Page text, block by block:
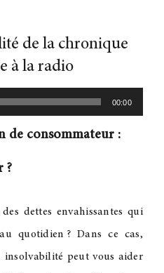
de la chronique
à la radio
00:00
consommateur :
?
dettes envahissantes qui
quotidien ? Dans ce cas,
insolvabilité peut vous aider